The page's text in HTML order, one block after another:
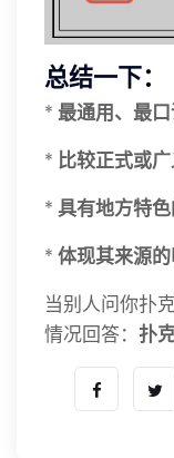
总结一下：
* 最通用、最
* 比较正式或
* 具有地方特
* 体现其来源
当别人问你扑
情况回答： 扑